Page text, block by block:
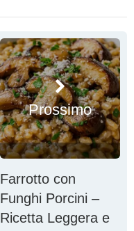
Prossimo
Farrotto con
Funghi Porcini –
Ricetta Leggera e